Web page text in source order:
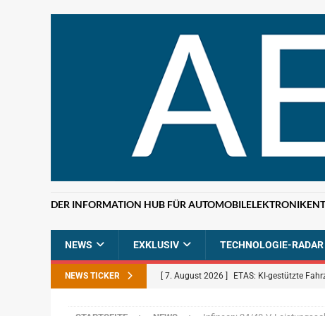
DER INFORMATION HUB FÜR
NEWS EXKLUSIV TECHNOLOGIE-RADAR
NEWS TICKER [ 7. August 2026 ] ETAS: KI-gestützte